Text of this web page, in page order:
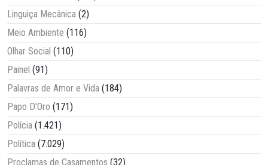
Linguiça Mecânica (2)
Meio Ambiente (116)
Olhar Social (110)
Painel (91)
Palavras de Amor e Vida (184)
Papo D'Oro (171)
Polícia (1.421)
Política (7.029)
Proclamas de Casamentos (32)